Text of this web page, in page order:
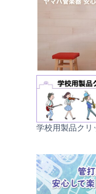
学校用製品クリ